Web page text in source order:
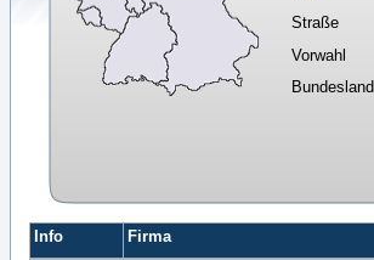
Straße
Vorwahl
Bundesland
Info
Firma